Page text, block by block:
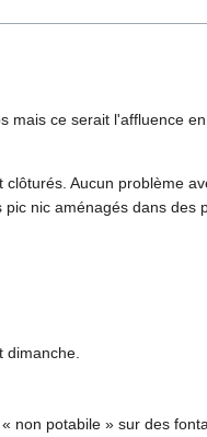
mais ce serait l'affluence en
Aucun problème
nic aménagés dans des
non potabile » sur des